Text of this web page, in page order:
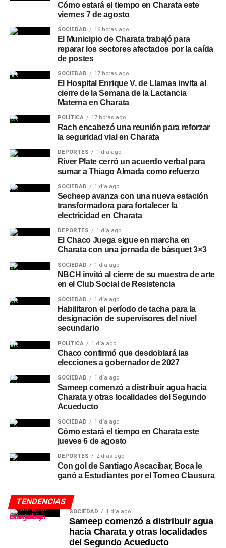
Cómo estará el tiempo en Charata este
viernes 7 de agosto
SOCIEDAD 16 horas ago
El Municipio de Charata trabajó para
reparar los sectores afectados por la caída
de postes
SOCIEDAD 17 horas ago
El Hospital Enrique V. de Llamas invita al
cierre de la Semana de la Lactancia
Materna en Charata
POLÍTICA 17 horas ago
Rach encabezó una reunión para reforzar
la seguridad vial en Charata
DEPORTES 1 día ago
River Plate cerró un acuerdo verbal para
sumar a Thiago Almada como refuerzo
SOCIEDAD 1 día ago
Secheep avanza con una nueva estación
transformadora para fortalecer la
electricidad en Charata
DEPORTES 1 día ago
El Chaco Juega sigue en marcha en
Charata con una jornada de básquet 3×3
SOCIEDAD 1 día ago
NBCH invitó al cierre de su muestra de arte
en el Club Social de Resistencia
SOCIEDAD 1 día ago
Habilitaron el período de tacha para la
designación de supervisores del nivel
secundario
POLÍTICA 1 día ago
Chaco confirmó que desdoblará las
elecciones a gobernador de 2027
SOCIEDAD 1 día ago
Sameep comenzó a distribuir agua hacia
Charata y otras localidades del Segundo
Acueducto
SOCIEDAD 1 día ago
Cómo estará el tiempo en Charata este
jueves 6 de agosto
DEPORTES 2 días ago
Con gol de Santiago Ascacíbar, Boca le
ganó a Estudiantes por el Torneo Clausura
TENDENCIAS
SOCIEDAD 1 día ago
Sameep comenzó a distribuir agua
hacia Charata y otras localidades
del Segundo Acueducto